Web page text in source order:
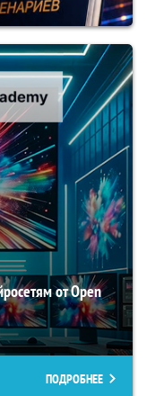
от Open
ПОДРОБНЕЕ